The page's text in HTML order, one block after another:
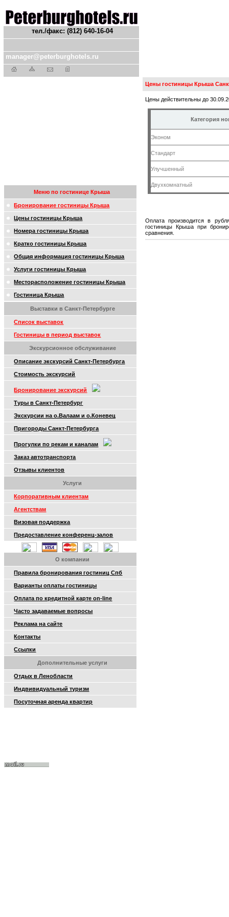
тел./факс: (812) 640-16-04
manager@peterburghotels.ru
Меню по гостинице Крыша
Бронирование гостиницы Крыша
Цены гостиницы Крыша
Номера гостиницы Крыша
Кратко гостиницы Крыша
Общая информация гостиницы Крыша
Услуги гостиницы Крыша
Месторасположение гостиницы Крыша
Гостиница Крыша
Выставки в Санкт-Петербурге
Список выставок
Гостиницы в период выставок
Экскурсионное обслуживание
Описание экскурсий Санкт-Петербурга
Стоимость экскурсий
Бронирование экскурсий
Туры в Санкт-Петербург
Экскурсии на о.Валаам и о.Коневец
Пригороды Санкт-Петербурга
Прогулки по рекам и каналам
Заказ автотранспорта
Отзывы клиентов
Услуги
Корпоративным клиентам
Агентствам
Визовая поддержка
Предоставление конференц-залов
О компании
Правила бронирования гостиниц Спб
Варианты оплаты гостиницы
Оплата по кредитной карте on-line
Часто задаваемые вопросы
Реклама на сайте
Контакты
Ссылки
Дополнительные услуги
Отдых в Ленобласти
Индвивидуальный туризм
Посуточная аренда квартир
Цены гостиницы Крыша
Цены действительны до
Категория
Эконом
Стандарт
Улучшенный
Двухкомнатный
Оплата производится в
гостиницы Крыша при
сравнения.